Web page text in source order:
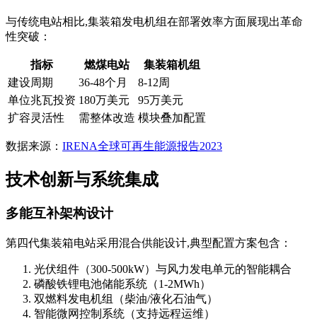
与传统电站相比,集装箱发电机组在部署效率方面展现出革命
性突破：
指标 燃煤电站
集装箱机组
建设周期
36-48个月
8-12周
单位兆瓦投资 180万美元
95万美元
扩容灵活性
需整体改造 模块叠加配置
数据来源： IRENA全球可再生能源报告2023
技术创新与系统集成
多能互补架构设计
第四代集装箱电站采用混合供能设计,典型配置方案包含：
光伏组件（300-500kW）与风力发电单元的智能耦合
磷酸铁锂电池储能系统（1-2MWh）
双燃料发电机组（柴油/液化石油气）
智能微网控制系统（支持远程运维）